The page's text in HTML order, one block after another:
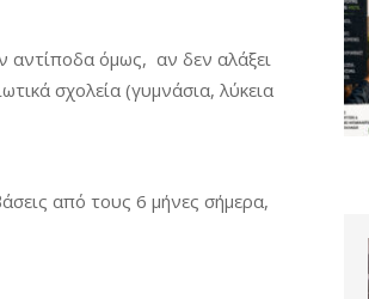
αντίποδα όμως, αν δεν αλάξει
σχολεία (γυμνάσια, λύκεια
από τους 6 μήνες σήμερα,